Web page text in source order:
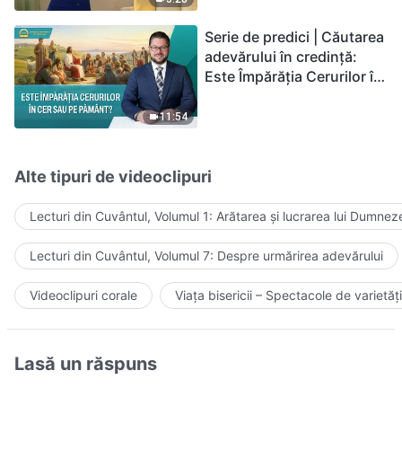
11:54
Serie de predici | Căutarea
adevărului în credință:
Este Împărăția Cerurilor în
Alte tipuri de videoclipuri
Lecturi din Cuvântul, Volumul 1: Arătarea și lucrarea lui
Lecturi din Cuvântul, Volumul 7: Despre urmărirea adevărului
Videoclipuri corale Viața bisericii – Spectacole de varietăți
Lasă un răspuns